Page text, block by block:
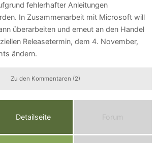
fehlerhafter Anleitungen
In Zusammenarbeit mit Microsoft will
überarbeiten und erneut an den Handel
Releasetermin, dem 4. November,
ändern.
Zu den Kommentaren (2)
Detailseite Forum